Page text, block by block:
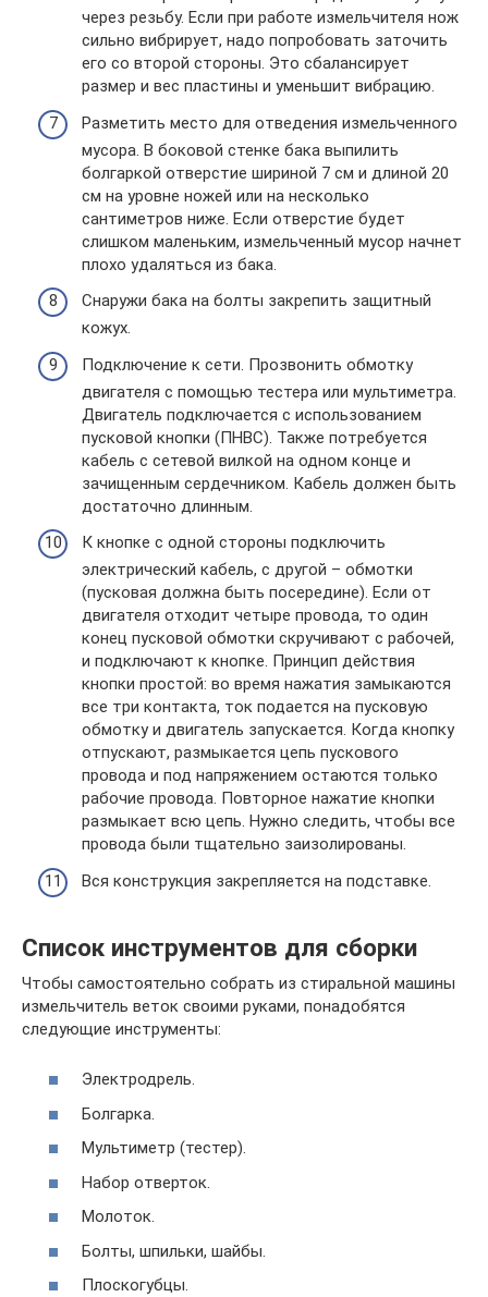
через резьбу. Если при работе измельчителя нож
сильно вибрирует, надо попробовать заточить
его со второй стороны. Это сбалансирует
размер и вес пластины и уменьшит вибрацию.
Разметить место для отведения измельченного
мусора. В боковой стенке бака выпилить
болгаркой отверстие шириной 7 см и длиной 20
см на уровне ножей или на несколько
сантиметров ниже. Если отверстие будет
слишком маленьким, измельченный мусор начнет
плохо удаляться из бака.
Снаружи бака на болты закрепить защитный
кожух.
Подключение к сети. Прозвонить обмотку
двигателя с помощью тестера или мультиметра.
Двигатель подключается с использованием
пусковой кнопки (ПНВС). Также потребуется
кабель с сетевой вилкой на одном конце и
зачищенным сердечником. Кабель должен быть
достаточно длинным.
К кнопке с одной стороны подключить
электрический кабель, с другой – обмотки
(пусковая должна быть посередине). Если от
двигателя отходит четыре провода, то один
конец пусковой обмотки скручивают с рабочей,
и подключают к кнопке. Принцип действия
кнопки простой: во время нажатия замыкаются
все три контакта, ток подается на пусковую
обмотку и двигатель запускается. Когда кнопку
отпускают, размыкается цепь пускового
провода и под напряжением остаются только
рабочие провода. Повторное нажатие кнопки
размыкает всю цепь. Нужно следить, чтобы все
провода были тщательно заизолированы.
Вся конструкция закрепляется на подставке.
Список инструментов для сборки
Чтобы самостоятельно собрать из стиральной машины
измельчитель веток своими руками, понадобятся
следующие инструменты:
Электродрель.
Болгарка.
Мультиметр (тестер).
Набор отверток.
Молоток.
Болты, шпильки, шайбы.
Плоскогубцы.